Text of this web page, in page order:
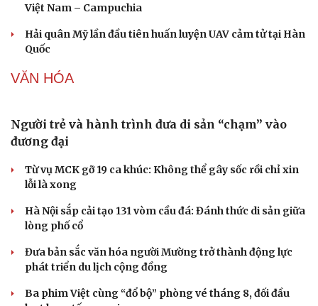
Việt Nam – Campuchia
Hải quân Mỹ lần đầu tiên huấn luyện UAV cảm tử tại Hàn
Quốc
VĂN HÓA
Người trẻ và hành trình đưa di sản “chạm” vào
đương đại
Từ vụ MCK gỡ 19 ca khúc: Không thể gây sốc rồi chỉ xin
lỗi là xong
Hà Nội sắp cải tạo 131 vòm cầu đá: Đánh thức di sản giữa
lòng phố cổ
Đưa bản sắc văn hóa người Mường trở thành động lực
phát triển du lịch cộng đồng
Ba phim Việt cùng “đổ bộ” phòng vé tháng 8, đối đầu